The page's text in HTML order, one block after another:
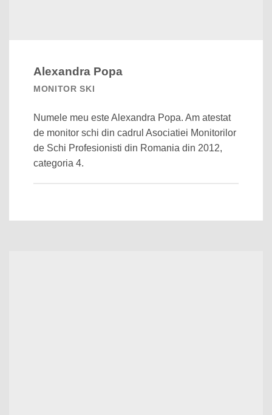
Alexandra Popa
MONITOR SKI
Numele meu este Alexandra Popa. Am atestat
de monitor schi din cadrul Asociatiei Monitorilor
de Schi Profesionisti din Romania din 2012,
categoria 4.